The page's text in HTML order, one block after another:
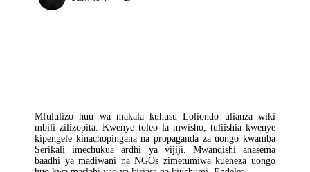
Mfululizo huu wa makala kuhusu Loliondo ulianza wiki
mbili zilizopita. Kwenye toleo la mwisho, tuliishia kwenye
kipengele kinachopingana na propaganda za uongo kwamba
Serikali imechukua ardhi ya vijiji. Mwandishi anasema
baadhi ya madiwani na NGOs zimetumiwa kueneza uongo